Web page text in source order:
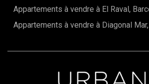
Appartements à vendre à El Raval,
Appartements à vendre à Diagonal